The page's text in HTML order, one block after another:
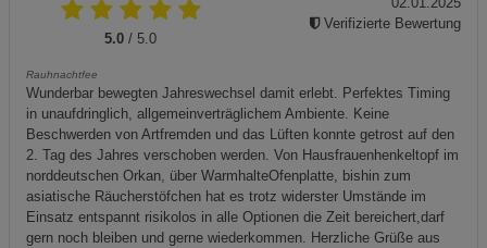
5.0 / 5.0
Rauhnachtfee
Wunderbar bewegten Jahreswechsel damit erlebt. Perfektes Timing
in unaufdringlich, allgemeinverträglichem Ambiente. Keine
Beschwerden von Artfremden und das Lüften konnte getrost auf den
2. Tag des Jahres verschoben werden. Von Hausfrauenhenkeltopf im
norddeutschen Orkan, über WarmhalteOfenplatte, bishin zum
asiatische Räucherstöfchen hat es trotz widerster Umstände im
Einsatz entspannt risikolos in alle Optionen die Zeit bereichert,darf
gern noch bleiben und gerne wiederkommen. Herzliche Grüße aus
Verifizierte Bewertung